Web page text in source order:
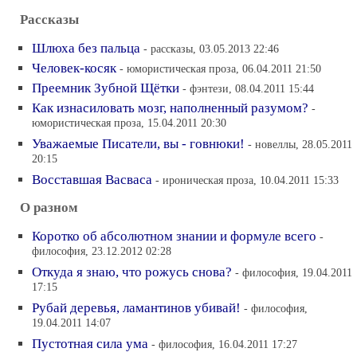
Рассказы
Шлюха без пальца - рассказы, 03.05.2013 22:46
Человек-косяк - юмористическая проза, 06.04.2011 21:50
Преемник Зубной Щётки - фэнтези, 08.04.2011 15:44
Как изнасиловать мозг, наполненный разумом? -
юмористическая проза, 15.04.2011 20:30
Уважаемые Писатели, вы - говнюки! - новеллы, 28.05.2011
20:15
Восставшая Васваса - ироническая проза, 10.04.2011 15:33
О разном
Коротко об абсолютном знании и формуле всего -
философия, 23.12.2012 02:28
Откуда я знаю, что рожусь снова? - философия, 19.04.2011
17:15
Рубай деревья, ламантинов убивай! - философия,
19.04.2011 14:07
Пустотная сила ума - философия, 16.04.2011 17:27